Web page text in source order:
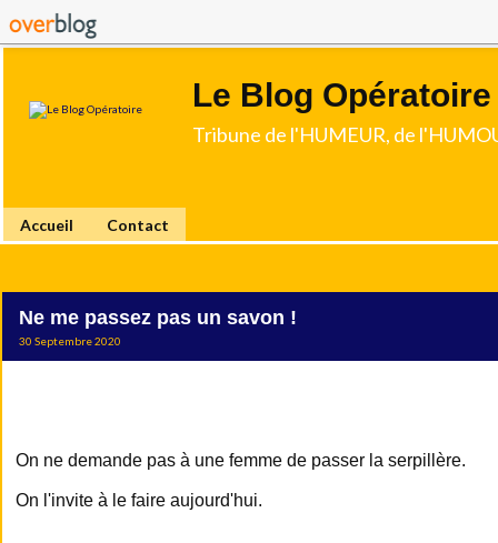
Le Blog Opératoire
Tribune de l'HUMEUR, de
Accueil Contact
Ne me passez pas un savon !
30 Septembre 2020
On ne demande pas à une femme de passer la serpillère.
On l'invite à le faire aujourd'hui.